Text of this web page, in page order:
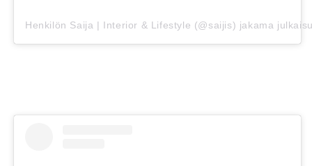
Henkilön Saija | Interior & Lifestyle (@saijis) jakama